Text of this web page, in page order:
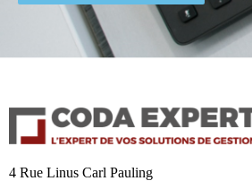
4 Rue Linus Carl Pauling